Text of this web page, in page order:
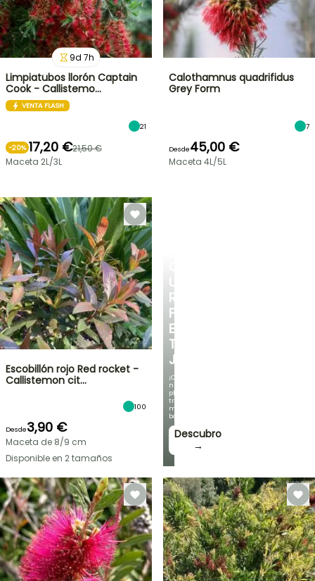
UN
RINCÓN
FRESCO
EN
TU
JARDÍN
¡Con
nuestras
plantas
trepadoras
más
bonitas!
Descubro
→
9d 7h
Limpiatubos llorón Captain
Cook - Callistemo…
VENTA FLASH
21
-20% 17,20 €21,50 €
Maceta 2L/3L
Calothamnus quadrifidus
Grey Form
7
Desde45,00 €
Maceta 4L/5L
Escobillón rojo Red rocket -
Callistemon cit…
100
Desde3,90 €
Maceta de 8/9 cm
Disponible en 2 tamaños